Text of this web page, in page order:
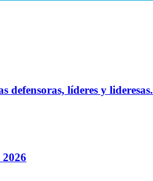
defensoras, líderes y lideresas.